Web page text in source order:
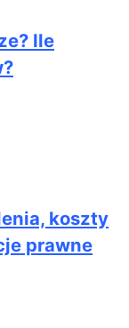
Ile
koszty
prawne